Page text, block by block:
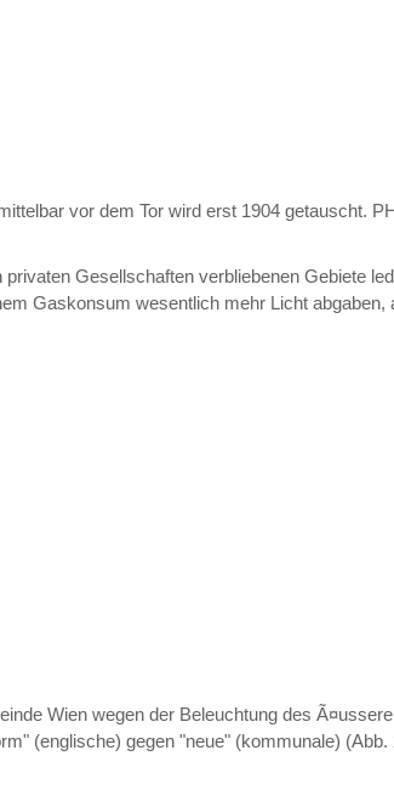
vor dem Tor wird erst 1904 getauscht.
Gesellschaften verbliebenen Gebiete
Gaskonsum wesentlich mehr Licht abgaben,
Wien wegen der Beleuchtung des
(englische) gegen "neue" (kommunale) (Abb.